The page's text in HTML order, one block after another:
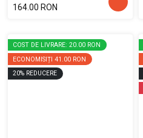
164.00 RON
COST DE LIVRARE: 20.00 RON
ECONOMISIȚI 41.00 RON
20% REDUCERE